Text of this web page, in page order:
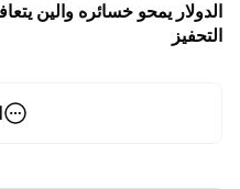
التحفيز